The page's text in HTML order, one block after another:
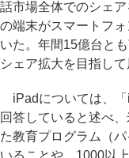
話市場全体でのシェ
の端末がスマートフ
いた。年間15億台と
シェア拡大を目指して
iPadについては、「
回答していると述べ
た教育プログラム（
いることや、1000以